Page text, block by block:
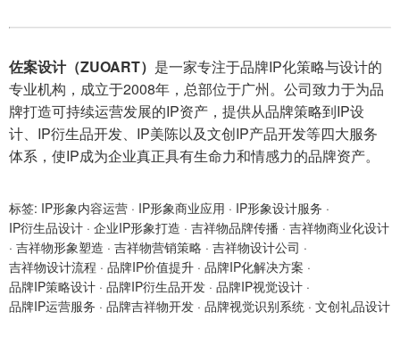
佐案设计（ZUOART） 是一家专注于品牌IP化策略与设计的
专业机构，成立于2008年，总部位于广州。公司致力于为品
牌打造可持续运营发展的IP资产，提供从品牌策略到IP设
计、IP衍生品开发、IP美陈以及文创IP产品开发等四大服务
体系，使IP成为企业真正具有生命力和情感力的品牌资产。
标签: IP形象内容运营 · IP形象商业应用 · IP形象设计服务 ·
IP衍生品设计 · 企业IP形象打造 · 吉祥物品牌传播 · 吉祥物商业化设计
· 吉祥物形象塑造 · 吉祥物营销策略 · 吉祥物设计公司 ·
吉祥物设计流程 · 品牌IP价值提升 · 品牌IP化解决方案 ·
品牌IP策略设计 · 品牌IP衍生品开发 · 品牌IP视觉设计 ·
品牌IP运营服务 · 品牌吉祥物开发 · 品牌视觉识别系统 · 文创礼品设计